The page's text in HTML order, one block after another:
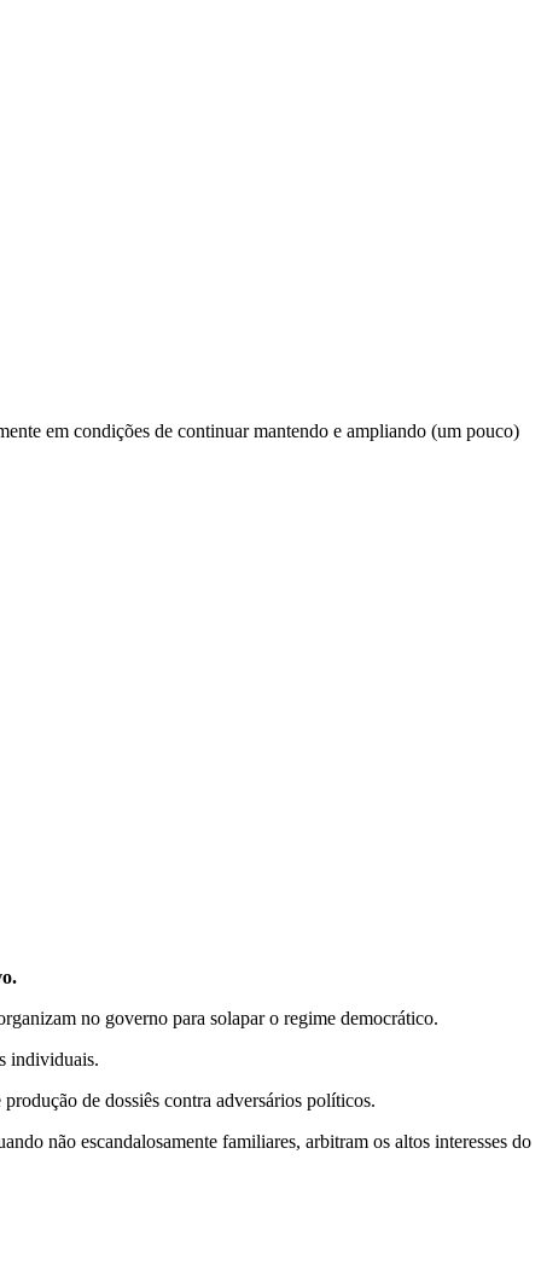
em condições de continuar mantendo e ampliando (um pouco)
no governo para solapar o regime democrático.
individuais.
de dossiês contra adversários políticos.
não escandalosamente familiares, arbitram os altos interesses do